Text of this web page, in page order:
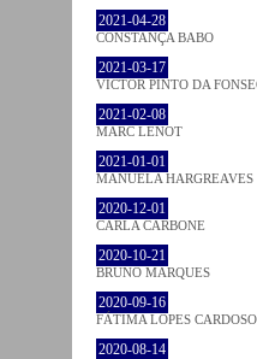
2021-04-28
CONSTANÇA BABO
2021-03-17
VICTOR PINTO DA
2021-02-08
MARC LENOT
2021-01-01
MANUELA HARGREAVES
2020-12-01
CARLA CARBONE
2020-10-21
BRUNO MARQUES
2020-09-16
FÁTIMA LOPES CARDOSO
2020-08-14